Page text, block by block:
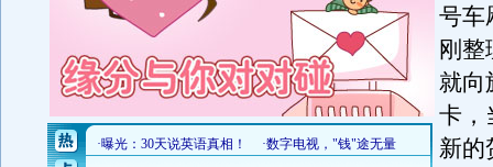
号车
刚
就向
卡，
新的